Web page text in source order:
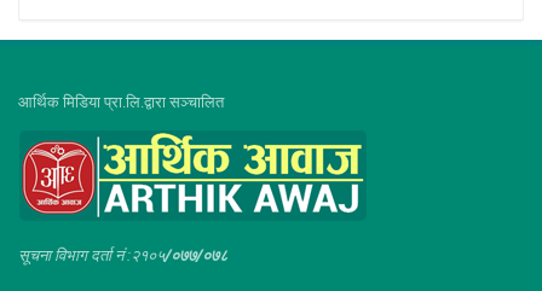
आर्थिक मिडिया प्रा.लि.द्वारा सञ्चालित
सूचना विभाग दर्ता नं :२१०५/०७७/०७८